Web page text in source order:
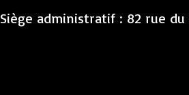
Siège administratif : 82 rue du